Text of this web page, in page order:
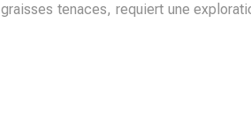
tenaces, requiert une